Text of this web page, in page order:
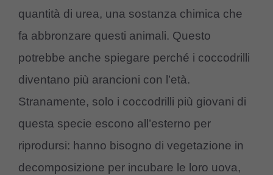
quantità di urea, una sostanza chimica che
fa abbronzare questi animali. Questo
potrebbe anche spiegare perché i coccodrilli
diventano più arancioni con l’età.
Stranamente, solo i coccodrilli più giovani di
questa specie escono all’esterno per
riprodursi: hanno bisogno di vegetazione in
decomposizione per incubare le loro uova,